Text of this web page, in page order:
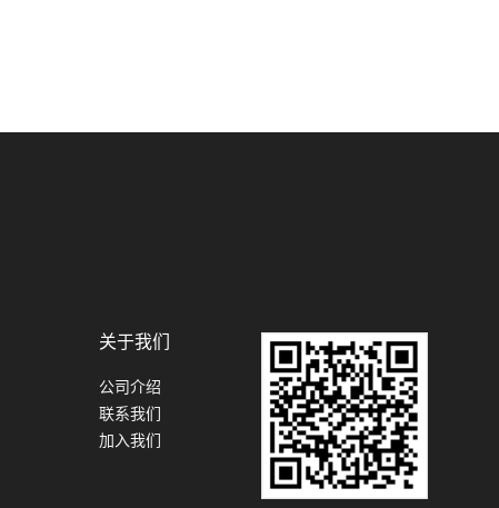
关于我们
公司介绍
联系我们
加入我们